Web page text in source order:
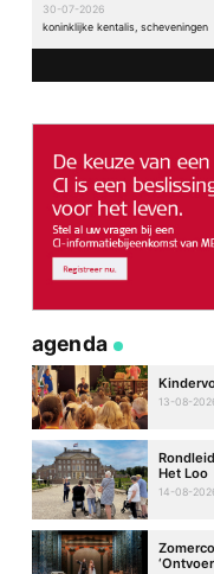
30-07-2026
koninklijke kentalis, scheveningen
agenda
13-08-
Het Loo
14-08-